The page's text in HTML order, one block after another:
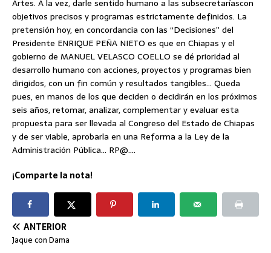
Artes. A la vez, darle sentido humano a las subsecretaríascon
objetivos precisos y programas estrictamente definidos. La
pretensión hoy, en concordancia con las “Decisiones” del
Presidente ENRIQUE PEÑA NIETO es que en Chiapas y el
gobierno de MANUEL VELASCO COELLO se dé prioridad al
desarrollo humano con acciones, proyectos y programas bien
dirigidos, con un fin común y resultados tangibles… Queda
pues, en manos de los que deciden o decidirán en los próximos
seis años, retomar, analizar, complementar y evaluar esta
propuesta para ser llevada al Congreso del Estado de Chiapas
y de ser viable, aprobarla en una Reforma a la Ley de la
Administración Pública… RP@….
¡Comparte la nota!
ANTERIOR
Jaque con Dama